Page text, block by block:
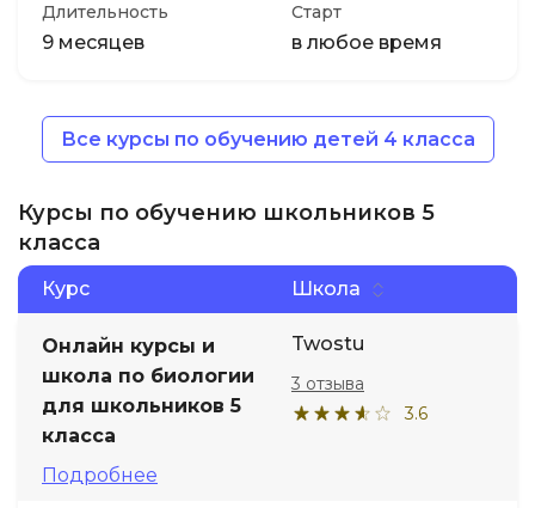
Длительность
9 месяцев
Старт
в любое время
Все курсы по обучению детей 4 класса
Курсы по обучению школьников 5
класса
Курс Школа
Онлайн курсы и
школа по биологии
для школьников 5
класса
Подробнее
Twostu
3.6
3 отзыва